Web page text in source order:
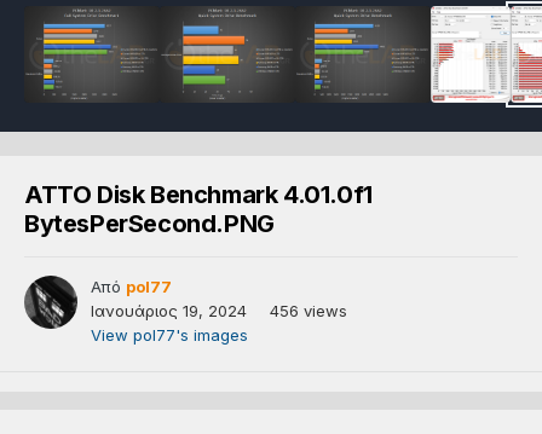
ATTO Disk Benchmark 4.01.0f1
BytesPerSecond.PNG
Από pol77
Ιανουάριος 19, 2024
456 views
View pol77's images